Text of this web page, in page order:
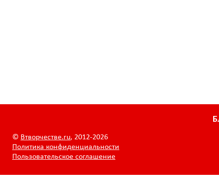
© Втворчестве.ru, 2012-2026
Политика конфиденциальности
Пользовательское соглашение